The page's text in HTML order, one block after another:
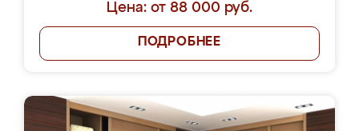
Цена: от 88 000 руб.
ПОДРОБНЕЕ